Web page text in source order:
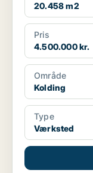
20.458 m2
Pris
4.500.000 kr.
Område
Kolding
Type
Værksted